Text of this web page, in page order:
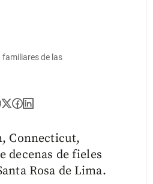
familiares de las
Connecticut,
decenas de fieles
Rosa de Lima.